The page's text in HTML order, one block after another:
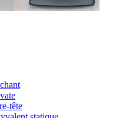
tête